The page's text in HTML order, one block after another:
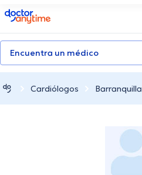
doctoranytime
Encuentra un médico
Cardiólogos Barranquilla